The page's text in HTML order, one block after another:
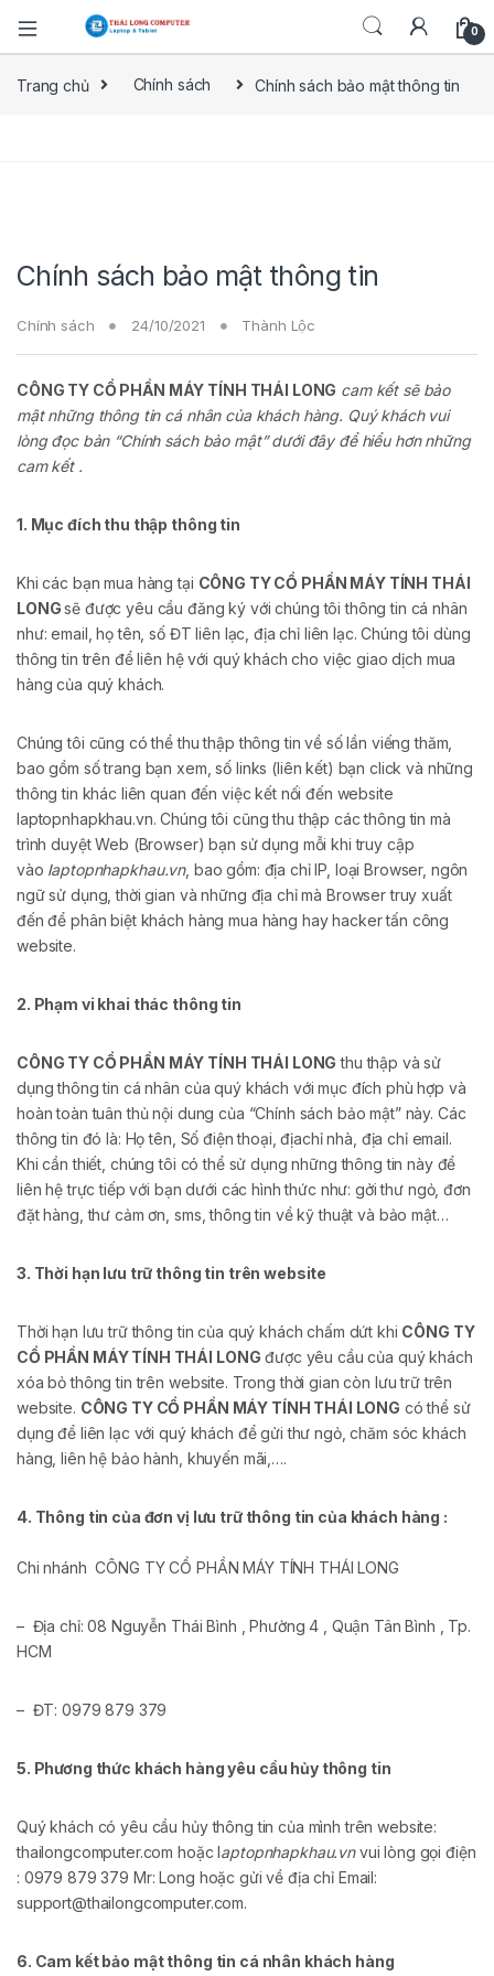
0
Trang chủ Chính sách Chính sách bảo mật thông tin
Chính sách bảo mật thông tin
Chính sách 24/10/2021 Thành Lộc
CÔNG TY CỔ PHẦN MÁY TÍNH THÁI LONG cam kết sẽ bảo
mật những thông tin cá nhân của khách hàng. Quý khách vui
lòng đọc bản “Chính sách bảo mật” dưới đây để hiểu hơn những
cam kết .
1. Mục đích thu thập thông tin
Khi các bạn mua hàng tại CÔNG TY CỔ PHẦN MÁY TÍNH THÁI
LONGsẽ được yêu cầu đăng ký với chúng tôi thông tin cá nhân
như: email, họ tên, số ĐT liên lạc, địa chỉ liên lạc. Chúng tôi dùng
thông tin trên để liên hệ với quý khách cho việc giao dịch mua
hàng của quý khách.
Chúng tôi cũng có thể thu thập thông tin về số lần viếng thăm,
bao gồm số trang bạn xem, số links (liên kết) bạn click và những
thông tin khác liên quan đến việc kết nối đến website
laptopnhapkhau.vn. Chúng tôi cũng thu thập các thông tin mà
trình duyệt Web (Browser) bạn sử dụng mỗi khi truy cập
vào laptopnhapkhau.vn, bao gồm: địa chỉ IP, loại Browser, ngôn
ngữ sử dụng, thời gian và những địa chỉ mà Browser truy xuất
đến để phân biệt khách hàng mua hàng hay hacker tấn công
website.
2. Phạm vi khai thác thông tin
CÔNG TY CỔ PHẦN MÁY TÍNH THÁI LONG thu thập và sử
dụng thông tin cá nhân của quý khách với mục đích phù hợp và
hoàn toàn tuân thủ nội dung của “Chính sách bảo mật” này. Các
thông tin đó là: Họ tên, Số điện thoại, địachỉ nhà, địa chỉ email.
Khi cần thiết, chúng tôi có thể sử dụng những thông tin này để
liên hệ trực tiếp với bạn dưới các hình thức như: gởi thư ngỏ, đơn
đặt hàng, thư cảm ơn, sms, thông tin về kỹ thuật và bảo mật…
3. Thời hạn lưu trữ thông tin trên website
Thời hạn lưu trữ thông tin của quý khách chấm dứt khi CÔNG TY
CỔ PHẦN MÁY TÍNH THÁI LONG được yêu cầu của quý khách
xóa bỏ thông tin trên website. Trong thời gian còn lưu trữ trên
website. CÔNG TY CỔ PHẦN MÁY TÍNH THÁI LONG có thể sử
dụng để liên lạc với quý khách để gửi thư ngỏ, chăm sóc khách
hàng, liên hệ bảo hành, khuyến mãi,….
4. Thông tin của đơn vị lưu trữ thông tin của khách hàng :
Chi nhánh CÔNG TY CỔ PHẦN MÁY TÍNH THÁI LONG
– Địa chỉ: 08 Nguyễn Thái Bình , Phường 4 , Quận Tân Bình , Tp.
HCM
– ĐT: 0979 879 379
5. Phương thức khách hàng yêu cầu hủy thông tin
Quý khách có yêu cầu hủy thông tin của mình trên website:
thailongcomputer.com hoặc laptopnhapkhau.vnvui lòng gọi điện
: 0979 879 379 Mr: Long hoặc gửi về địa chỉ Email:
support@thailongcomputer.com.
6. Cam kết bảo mật thông tin cá nhân khách hàng